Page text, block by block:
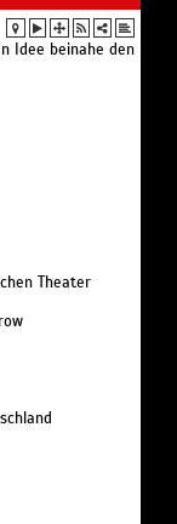
Idee beinahe den
Theater